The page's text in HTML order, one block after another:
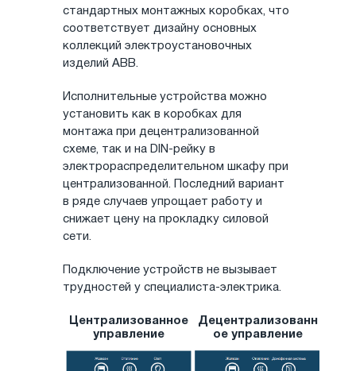
стандартных монтажных коробках, что
соответствует дизайну основных
коллекций электроустановочных
изделий ABB.
Исполнительные устройства можно
установить как в коробках для
монтажа при децентрализованной
схеме, так и на DIN-рейку в
электрораспределительном шкафу при
централизованной. Последний вариант
в ряде случаев упрощает работу и
снижает цену на прокладку силовой
сети.
Подключение устройств не вызывает
трудностей у специалиста-электрика.
Централизованное
управление
Децентрализованн
ое управление